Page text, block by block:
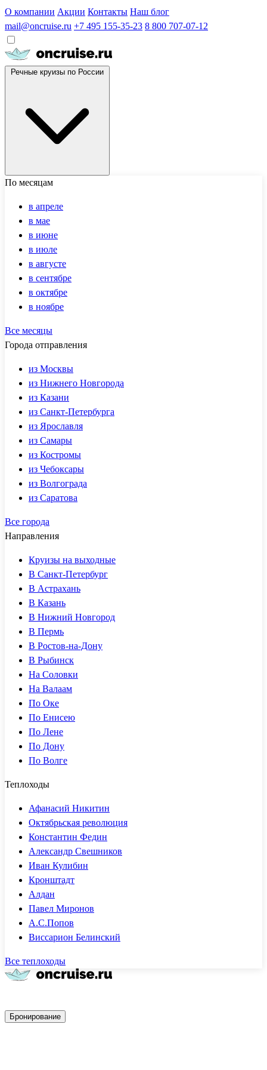
О компании Акции Контакты Наш блог
mail@oncruise.ru +7 495 155-35-23 8 800 707-07-12
По месяцам
в апреле
в мае
в июне
в июле
в августе
в сентябре
в октябре
в ноябре
Все месяцы
Города отправления
из Москвы
из Нижнего Новгорода
из Казани
из Санкт-Петербурга
из Ярославля
из Самары
из Костромы
из Чебоксары
из Волгограда
из Саратова
Все города
Направления
Круизы на выходные
В Санкт-Петербург
В Астрахань
В Казань
В Нижний Новгород
В Пермь
В Ростов-на-Дону
В Рыбинск
На Соловки
На Валаам
По Оке
По Енисею
По Лене
По Дону
По Волге
Теплоходы
Афанасий Никитин
Октябрьская революция
Константин Федин
Александр Свешников
Иван Кулибин
Кронштадт
Алдан
Павел Миронов
А.С.Попов
Виссарион Белинский
Все теплоходы
Бронирование